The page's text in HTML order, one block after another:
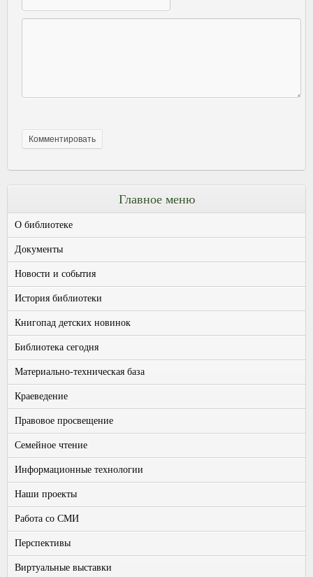
Главное меню
О библиотеке
Документы
Новости и события
История библиотеки
Книгопад детских новинок
Библиотека сегодня
Материально-техническая база
Краеведение
Правовое просвещение
Семейное чтение
Информационные технологии
Наши проекты
Работа со СМИ
Перспективы
Виртуальные выставки